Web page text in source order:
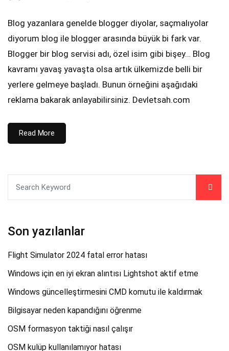
Blog yazanlara genelde blogger diyolar, saçmalıyolar
diyorum blog ile blogger arasında büyük bi fark var.
Blogger bir blog servisi adı, özel isim gibi bişey… Blog
kavramı yavaş yavaşta olsa artık ülkemizde belli bir
yerlere gelmeye başladı. Bunun örneğini aşağıdaki
reklama bakarak anlayabilirsiniz. Devletsah.com
Read More
Son yazılanlar
Flight Simulator 2024 fatal error hatası
Windows için en iyi ekran alıntısı Lightshot aktif etme
Windows güncelleştirmesini CMD komutu ile kaldırmak
Bilgisayar neden kapandığını öğrenme
OSM formasyon taktiği nasıl çalışır
OSM kulüp kullanılamıyor hatası